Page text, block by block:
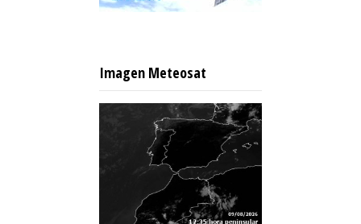
Imagen Meteosat